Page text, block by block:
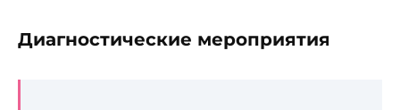
Диагностические мероприятия